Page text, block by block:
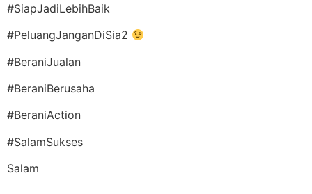
#SiapJadiLebihBaik
#PeluangJanganDiSia2
#BeraniJualan
#BeraniBerusaha
#BeraniAction
#SalamSukses
Salam